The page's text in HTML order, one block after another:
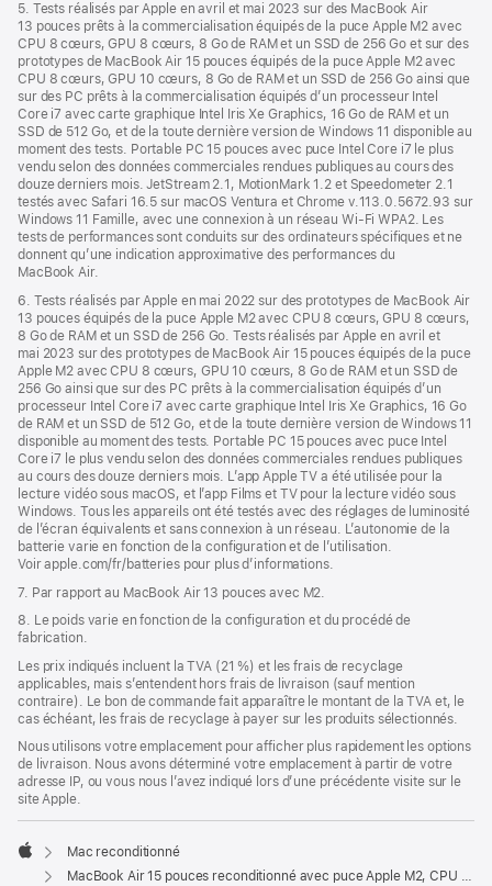
5. Tests réalisés par Apple en avril et mai 2023 sur des MacBook Air
13 pouces prêts à la commercialisation équipés de la puce Apple M2 avec
CPU 8 cœurs, GPU 8 cœurs, 8 Go de RAM et un SSD de 256 Go et sur des
prototypes de MacBook Air 15 pouces équipés de la puce Apple M2 avec
CPU 8 cœurs, GPU 10 cœurs, 8 Go de RAM et un SSD de 256 Go ainsi que
sur des PC prêts à la commercialisation équipés d’un processeur Intel
Core i7 avec carte graphique Intel Iris Xe Graphics, 16 Go de RAM et un
SSD de 512 Go, et de la toute dernière version de Windows 11 disponible au
moment des tests. Portable PC 15 pouces avec puce Intel Core i7 le plus
vendu selon des données commerciales rendues publiques au cours des
douze derniers mois. JetStream 2.1, MotionMark 1.2 et Speedometer 2.1
testés avec Safari 16.5 sur macOS Ventura et Chrome v.113.0.5672.93 sur
Windows 11 Famille, avec une connexion à un réseau Wi‑Fi WPA2. Les
tests de performances sont conduits sur des ordinateurs spécifiques et ne
donnent qu’une indication approximative des performances du
MacBook Air.
6. Tests réalisés par Apple en mai 2022 sur des prototypes de MacBook Air
13 pouces équipés de la puce Apple M2 avec CPU 8 cœurs, GPU 8 cœurs,
8 Go de RAM et un SSD de 256 Go. Tests réalisés par Apple en avril et
mai 2023 sur des prototypes de MacBook Air 15 pouces équipés de la puce
Apple M2 avec CPU 8 cœurs, GPU 10 cœurs, 8 Go de RAM et un SSD de
256 Go ainsi que sur des PC prêts à la commercialisation équipés d’un
processeur Intel Core i7 avec carte graphique Intel Iris Xe Graphics, 16 Go
de RAM et un SSD de 512 Go, et de la toute dernière version de Windows 11
disponible au moment des tests. Portable PC 15 pouces avec puce Intel
Core i7 le plus vendu selon des données commerciales rendues publiques
au cours des douze derniers mois. L’app Apple TV a été utilisée pour la
lecture vidéo sous macOS, et l’app Films et TV pour la lecture vidéo sous
Windows. Tous les appareils ont été testés avec des réglages de luminosité
de l’écran équivalents et sans connexion à un réseau. L’autonomie de la
batterie varie en fonction de la configuration et de l’utilisation.
Voir apple.com/fr/batteries pour plus d’informations.
7. Par rapport au MacBook Air 13 pouces avec M2.
8. Le poids varie en fonction de la configuration et du procédé de
fabrication.
Les prix indiqués incluent la TVA (21 %) et les frais de recyclage
applicables, mais s’entendent hors frais de livraison (sauf mention
contraire). Le bon de commande fait apparaître le montant de la TVA et, le
cas échéant, les frais de recyclage à payer sur les produits sélectionnés.
Nous utilisons votre emplacement pour afficher plus rapidement les options
de livraison. Nous avons déterminé votre emplacement à partir de votre
adresse IP, ou vous nous l’avez indiqué lors d’une précédente visite sur le
site Apple.
Apple
Mac reconditionné
MacBook Air 15 pouces reconditionné avec puce Apple M2, CPU 8 cœurs et GPU 10 cœurs - Minuit